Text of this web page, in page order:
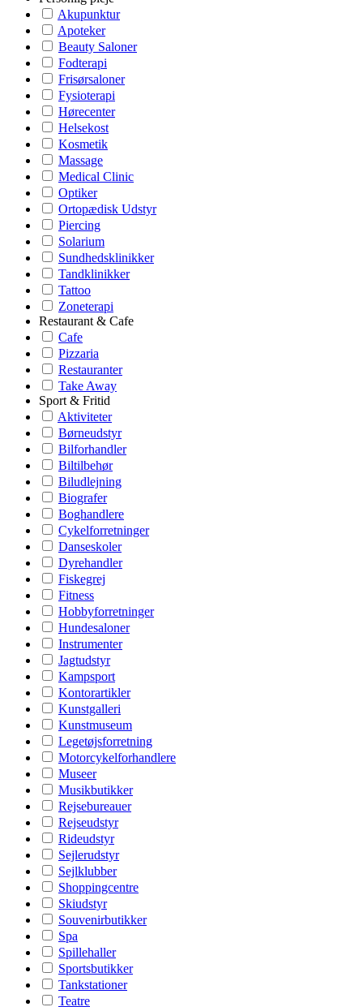
Akupunktur
Apoteker
Beauty Saloner
Fodterapi
Frisørsaloner
Fysioterapi
Hørecenter
Helsekost
Kosmetik
Massage
Medical Clinic
Optiker
Ortopædisk Udstyr
Piercing
Solarium
Sundhedsklinikker
Tandklinikker
Tattoo
Zoneterapi
Restaurant & Cafe
Cafe
Pizzaria
Restauranter
Take Away
Sport & Fritid
Aktiviteter
Børneudstyr
Bilforhandler
Biltilbehør
Biludlejning
Biografer
Boghandlere
Cykelforretninger
Danseskoler
Dyrehandler
Fiskegrej
Fitness
Hobbyforretninger
Hundesaloner
Instrumenter
Jagtudstyr
Kampsport
Kontorartikler
Kunstgalleri
Kunstmuseum
Legetøjsforretning
Motorcykelforhandlere
Museer
Musikbutikker
Rejsebureauer
Rejseudstyr
Rideudstyr
Sejlerudstyr
Sejlklubber
Shoppingcentre
Skiudstyr
Souvenirbutikker
Spa
Spillehaller
Sportsbutikker
Tankstationer
Teatre